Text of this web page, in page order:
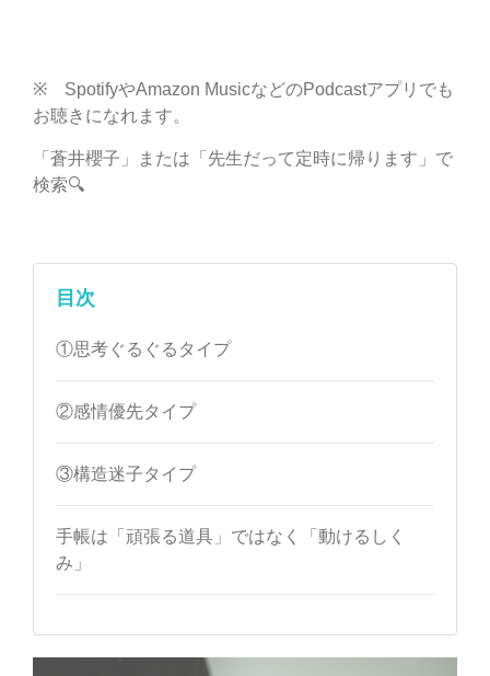
※ SpotifyやAmazon MusicなどのPodcastアプリでも
お聴きになれます。
「蒼井櫻子」または「先生だって定時に帰ります」で
検索🔍
目次
①思考ぐるぐるタイプ
②感情優先タイプ
③構造迷子タイプ
手帳は「頑張る道具」ではなく「動けるしく
み」